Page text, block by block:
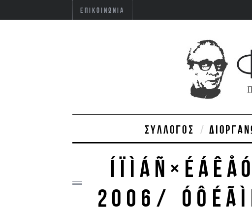
ΕΠΙΚΟΙΝΩΝΊΑ
ΣΎΛΛΟΓΟΣ
2006/